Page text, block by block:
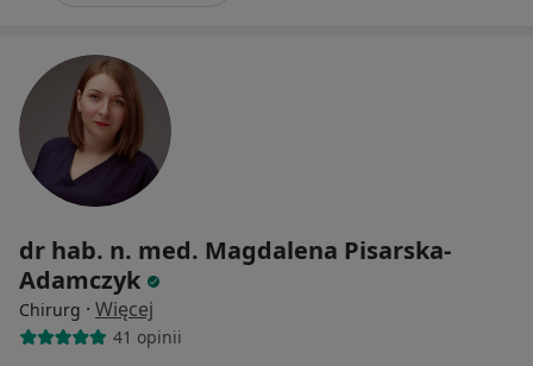
dr hab. n. med. Magdalena Pisarska-
Adamczyk
Chirurg · Więcej
41 opinii